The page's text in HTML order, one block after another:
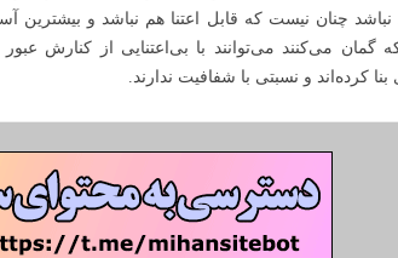
نباشد چنان نیست که قابل اعتنا هم نباشد و
گمان می‌کنند می‌توانند با بی‌اعتنایی از کنارش
کرده‌اند و نسبتی با شفافیت ندارند.